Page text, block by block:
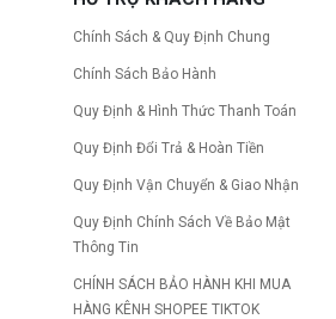
tăng hiệu năng tối đa? Xem ngay thứ tự ưu tiên
PC gaming nóng quạt kêu to: Nguyên
nhân và Cách khắc phục
máy giật lag, giảm tuổi thọ? Tìm hiểu ngay
hoạt động êm ái.
CPU AMD Ryzen 7 7700X3D full box mới
ra mắt: Nhanh, Mạnh, Giá tốt
CPU AMD Ryzen 7 7700X3D chính thức ra mắt
Chính Sách & Quy Định Chung
Chính Sách Bảo Hành
Quy Định & Hình Thức Thanh Toán
Quy Định Đổi Trả & Hoàn Tiền
Quy Định Vận Chuyển & Giao Nhận
Quy Định Chính Sách Về Bảo Mật
Thông Tin
CHÍNH SÁCH BẢO HÀNH KHI MUA
HÀNG KÊNH SHOPEE TIKTOK